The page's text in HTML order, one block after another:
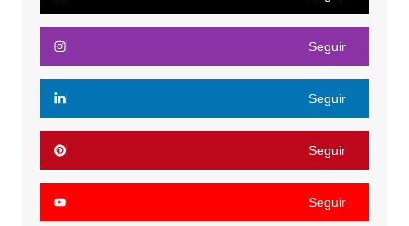
Seguir
Seguir
Seguir
Seguir